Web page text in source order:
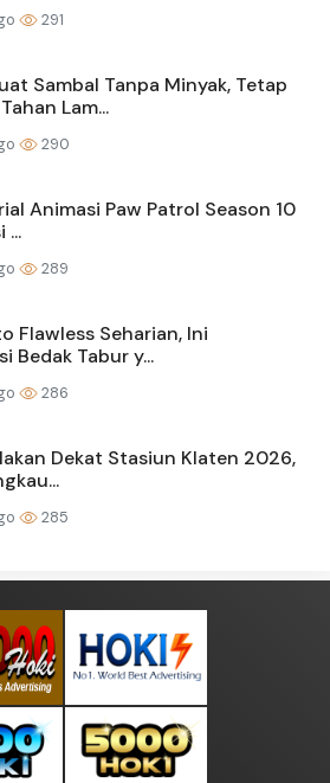
291
Sambal Tanpa Minyak, Tetap
Lam...
290
Animasi Paw Patrol Season 10
...
289
Flawless Seharian, Ini
Bedak Tabur y...
286
Dekat Stasiun Klaten 2026,
285